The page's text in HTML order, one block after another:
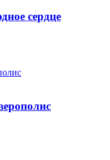
сердце